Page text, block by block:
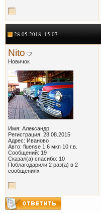
28.05.2018, 15:07
Nito
Новичок
Имя: Александр
Регистрация: 28.08.2015
Адрес: Иваново
Авто: fluense 1.6 мкп 10 г.в.
Сообщений: 19
Сказал(а) спасибо: 10
Поблагодарили 2 раз(а) в 2
сообщениях